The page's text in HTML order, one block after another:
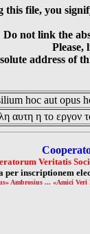
this file, you
Do not link the
Please,
address of
hoc aut opus
αυτη η το εργον
Veritatis
per inscriptionem
Ambrosius ... «Amici